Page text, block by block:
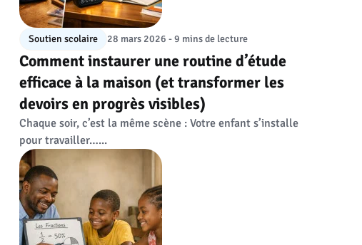
Soutien scolaire 28 mars 2026 - 9 mins de lecture
Comment instaurer une routine d’étude
efficace à la maison (et transformer les
devoirs en progrès visibles)
Chaque soir, c’est la même scène : Votre enfant s’installe
pour travailler…...